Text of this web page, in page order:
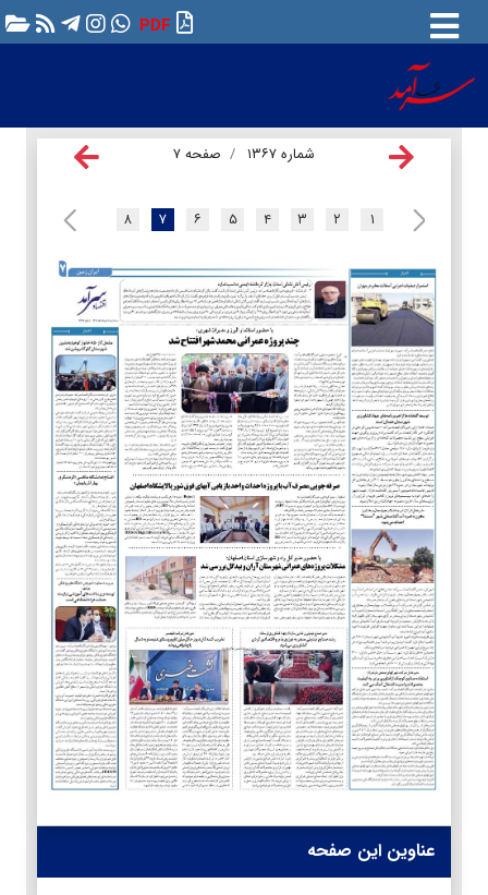
PDF
شماره ۱۳۶۷ صفحه ۷
۱ ۲ ۳ ۴ ۵ ۶ ۷ ۸
عناوین این صفحه